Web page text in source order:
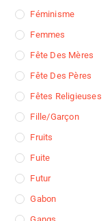
Féminisme
Femmes
Fête Des Mères
Fête Des Pères
Fêtes Religieuses
Fille/garçon
Fruits
Fuite
Futur
Gabon